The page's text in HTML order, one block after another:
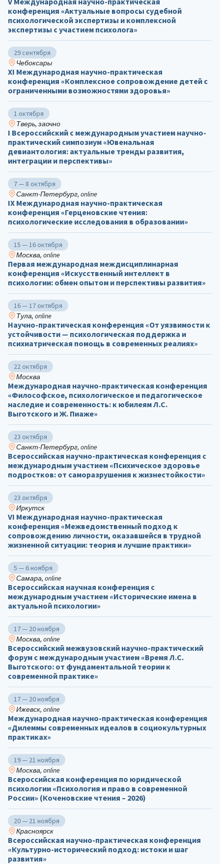
конференция «Актуальные вопросы судебной
психологической экспертизы и комплексной
экспертизы с участием психолога»
29 сентября
Чебоксары
ХΙ Международная научно-практическая
конференция «Комплексное сопровождение детей с
ограниченными возможностями здоровья»
1 октября
Тверь, заочно
I Всероссийский с международным участием научно-
практический симпозиум «Ювенальная
девиантология: актуальные тренды развития,
интеграции и перспективы»
7 — 8 октября
Санкт-Петербург, online
IX Международная научно-практическая
конференция «Герценовские чтения:
психологические исследования в образовании»
15 — 16 октября
Москва, online
Первая международная междисциплинарная
конференция «Искусственный интеллект в
психологии: обмен опытом и перспективы развития»
16 — 17 октября
Тула, online
Научно-практическая конференция «От уязвимости к
устойчивости — психологическая поддержка и
психиатрическая помощь в современных реалиях»
22 октября
Москва
Международная научно-практическая конференция
«Философское, психологическое и педагогическое
наследие и современность: к юбилеям Л.С.
Выготского и Ж. Пиаже»
23 октября
Санкт-Петербург, online
Всероссийская научно-практическая конференция с
международным участием «Психическое здоровье
подростков: от саморазрушения к жизнестойкости»
23 октября
Иркутск
VI Международная научно-практическая
конференция «Межведомственный подход к
сопровождению личности, оказавшейся в трудной
жизненной ситуации: теория и лучшие практики»
5 — 6 ноября
Самара, online
Всероссийская научная конференция с
международным участием «Исторические имена в
актуальной психологии»
17 — 20 ноября
Москва, online
Всероссийский межвузовский научно-практический
форум с международным участием «Время Л.С.
Выготского: от фундаментальной теории к
современной практике»
17 — 20 ноября
Ижевск, online
Международная научно-практическая конференция
«Дилеммы современных идеалов в социокультурных
практиках»
19 — 21 ноября
Москва, online
Всероссийская конференция по юридической
психологии «Психология и право в современной
России» (Коченовские чтения – 2026)
20 — 21 ноября
Красноярск
Всероссийская научно-практическая конференция
«Культурно-исторический подход: истоки и шаг
развития»